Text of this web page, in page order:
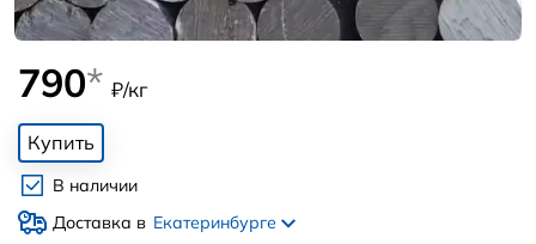
790* ₽/кг
Купить
В наличии
Доставка в Екатеринбурге